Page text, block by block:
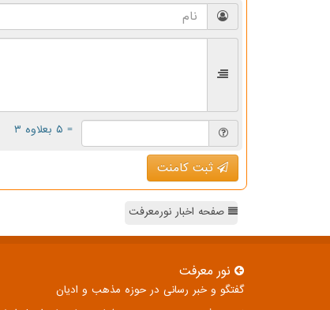
= ۵ بعلاوه ۳
ثبت کامنت
صفحه اخبار نورمعرفت
نور معرفت
گفتگو و خبر رسانی در حوزه مذهب و ادیان